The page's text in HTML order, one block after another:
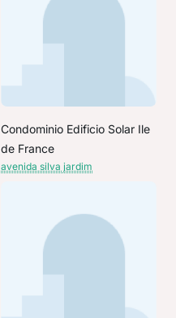
Condominio Edificio Solar Ile
de France
avenida silva jardim